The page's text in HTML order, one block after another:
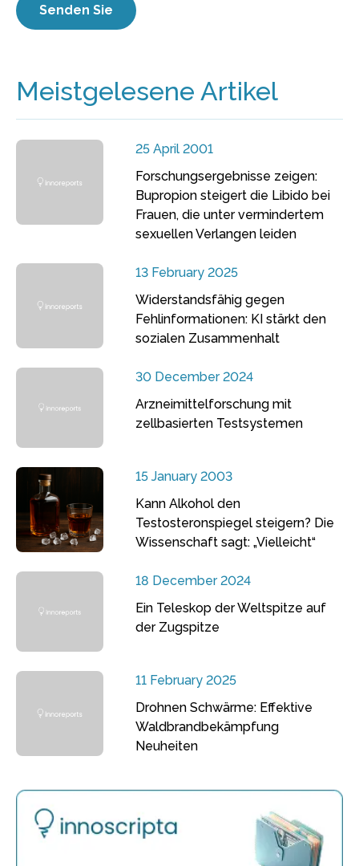
Meistgelesene Artikel
25 April 2001
Forschungsergebnisse zeigen:
Bupropion steigert die Libido bei
Frauen, die unter vermindertem
sexuellen Verlangen leiden
13 February 2025
Widerstandsfähig gegen
Fehlinformationen: KI stärkt den
sozialen Zusammenhalt
30 December 2024
Arzneimittelforschung mit
zellbasierten Testsystemen
15 January 2003
Kann Alkohol den
Testosteronspiegel steigern? Die
Wissenschaft sagt: „Vielleicht“
18 December 2024
Ein Teleskop der Weltspitze auf
der Zugspitze
11 February 2025
Drohnen Schwärme: Effektive
Waldbrandbekämpfung
Neuheiten